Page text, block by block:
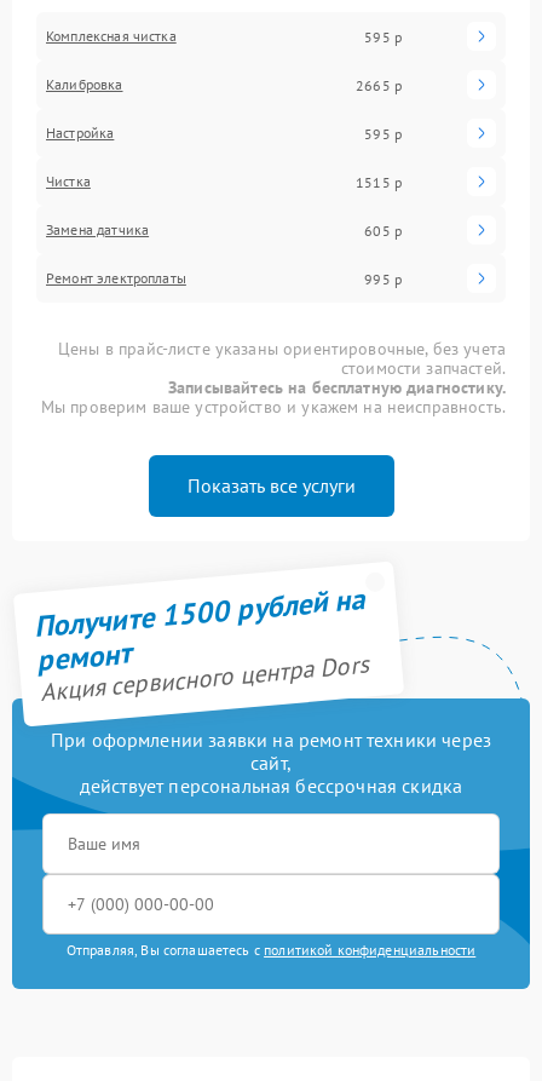
Комплексная чистка 595 р
Калибровка 2665 р
Настройка 595 р
Чистка 1515 р
Замена датчика 605 р
Ремонт электроплаты 995 р
Цены в прайс-листе указаны ориентировочные, без учета
стоимости запчастей.
Записывайтесь на бесплатную диагностику.
Мы проверим ваше устройство и укажем на неисправность.
Показать все услуги
Получите 1500 рублей на
ремонт
Акция сервисного центра Dors
При оформлении заявки на ремонт техники через
сайт,
действует персональная бессрочная скидка
Отправляя, Вы соглашаетесь с политикой конфиденциальности